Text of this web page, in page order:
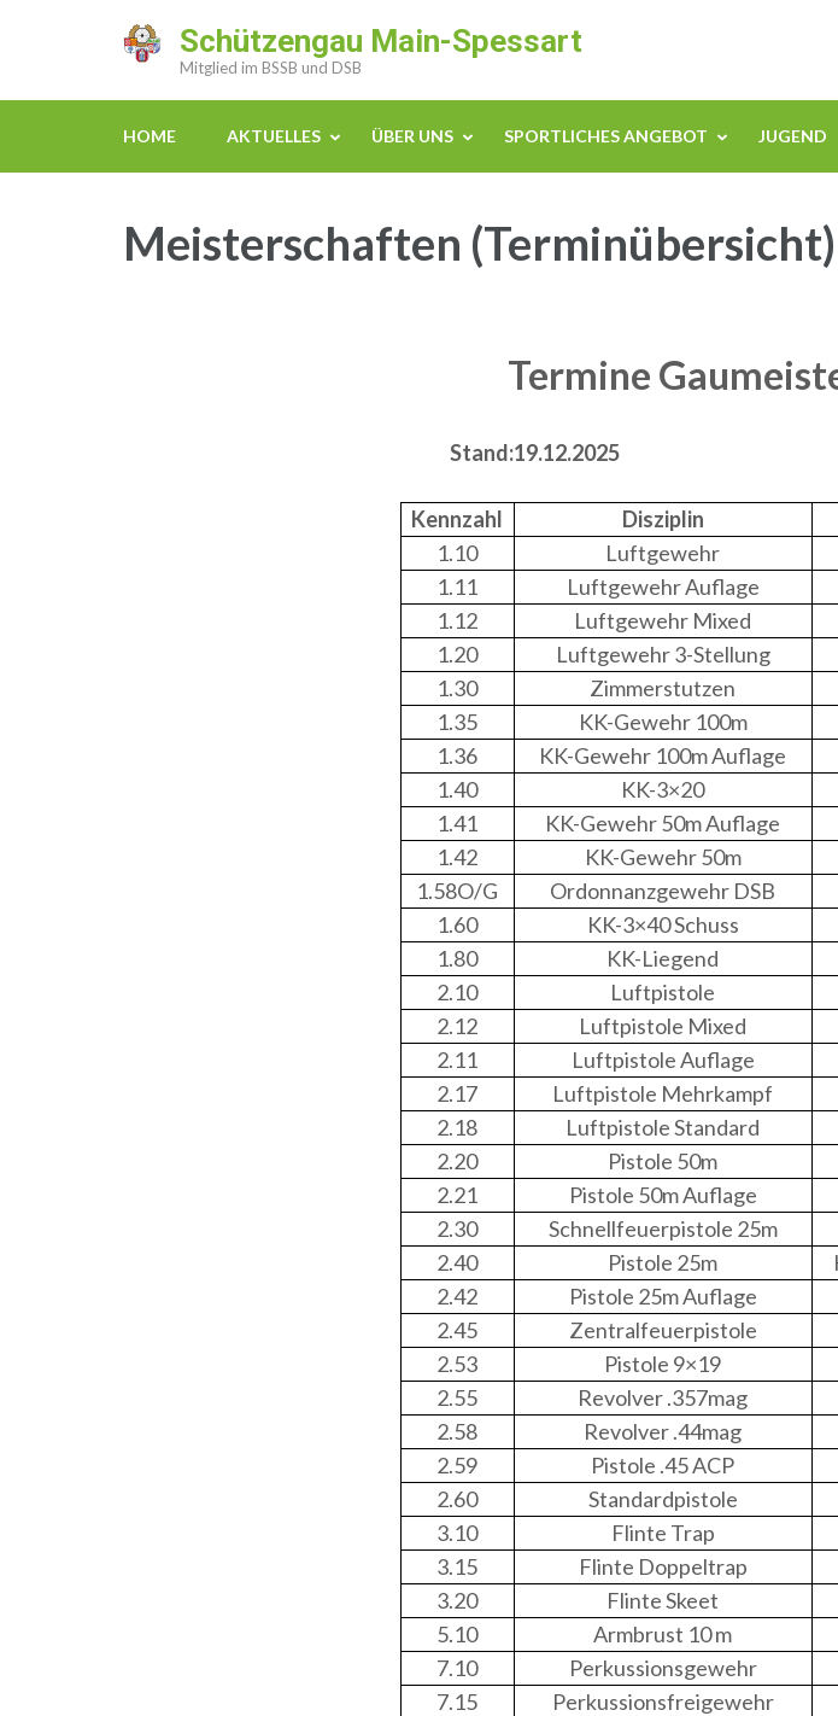
Schützengau Main-Spessart
Mitglied im BSSB und DSB
HOME AKTUELLES ÜBER UNS SPORTLICHES ANGEBOT JUGEND
Meisterschaften (Terminübersicht)
Termine
Stand:19.12.2025
Kennzahl Disziplin
1.10
Luftgewehr
1.11
Luftgewehr Auflage
1.12
Luftgewehr Mixed
1.20
Luftgewehr 3-Stellung
1.30
Zimmerstutzen
1.35
KK-Gewehr 100m
1.36
KK-Gewehr 100m Auflage
1.40
KK-3×20
1.41
KK-Gewehr 50m Auflage
1.42
KK-Gewehr 50m
1.58O/G
Ordonnanzgewehr DSB
1.60
KK-3×40 Schuss
1.80
KK-Liegend
2.10
Luftpistole
2.12
Luftpistole Mixed
2.11
Luftpistole Auflage
2.17
Luftpistole Mehrkampf
2.18
Luftpistole Standard
2.20
Pistole 50m
2.21
Pistole 50m Auflage
2.30
Schnellfeuerpistole 25m
2.40
Pistole 25m
2.42
Pistole 25m Auflage
2.45
Zentralfeuerpistole
2.53
Pistole 9×19
2.55
Revolver .357mag
2.58
Revolver .44mag
2.59
Pistole .45 ACP
2.60
Standardpistole
3.10
Flinte Trap
3.15
Flinte Doppeltrap
3.20
Flinte Skeet
5.10
Armbrust 10 m
7.10
Perkussionsgewehr
7.15
Perkussionsfreigewehr